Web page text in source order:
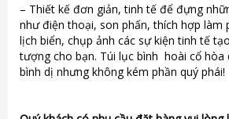
– Thiết kế đơn giản, tinh tế để đựng
như điện thoại, son phấn, thích hợp làm
lịch biển, chụp ảnh các sự kiện tinh tế
tượng cho bạn. Túi lục bình hoài cổ hòa
bình dị nhưng không kém phần quý phái!